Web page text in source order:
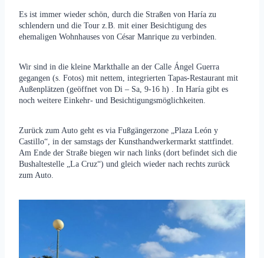
Es ist immer wieder schön, durch die Straßen von Haría zu
schlendern und die Tour z.B. mit einer Besichtigung des
ehemaligen Wohnhauses von César Manrique zu verbinden.
Wir sind in die kleine Markthalle an der Calle Ángel Guerra
gegangen (s. Fotos) mit nettem, integrierten Tapas-Restaurant mit
Außenplätzen (geöffnet von Di – Sa, 9-16 h) . In Haría gibt es
noch weitere Einkehr- und Besichtigungsmöglichkeiten.
Zurück zum Auto geht es via Fußgängerzone „Plaza León y
Castillo“, in der samstags der Kunsthandwerkermarkt stattfindet.
Am Ende der Straße biegen wir nach links (dort befindet sich die
Bushaltestelle „La Cruz“) und gleich wieder nach rechts zurück
zum Auto.